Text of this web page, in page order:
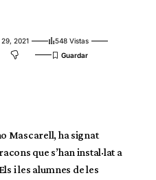
2021
548 Vistas
Mascarell, ha signat
que s’han instal·lat a
i les alumnes de les